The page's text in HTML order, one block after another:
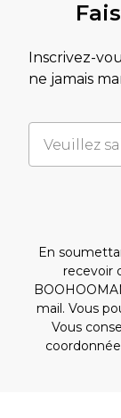
Inscrivez-
ne jamais
En
recevoir
mail. Vous
Vous